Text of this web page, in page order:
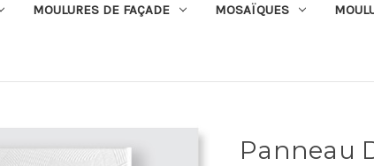
MOULURES DE FAÇADE MOSAÏQUES
Panneau